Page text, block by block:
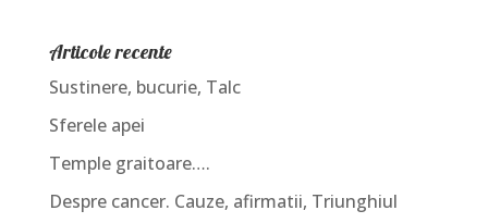
Articole recente
Sustinere, bucurie, Talc
Sferele apei
Temple graitoare….
Despre cancer. Cauze, afirmatii, Triunghiul